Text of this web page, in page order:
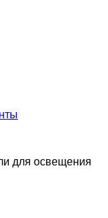
для освещения